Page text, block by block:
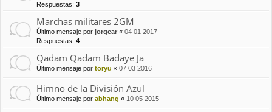
Respuestas: 3
Marchas militares 2GM
Último mensaje por jorgear « 04 01 2017
Respuestas: 4
Qadam Qadam Badaye Ja
Último mensaje por toryu « 07 03 2016
Himno de la División Azul
Último mensaje por abhang « 10 05 2015